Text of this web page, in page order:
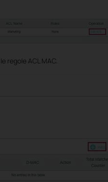
regole ACL MAC.